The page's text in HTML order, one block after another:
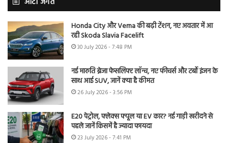
Honda City और Verna की बढ़ी टेंशन, नए अवतार में आ
रही Skoda Slavia Facelift
30 July 2026 - 7:48 PM
नई मारुति ब्रेजा फेसलिफ्ट लॉन्च, नए फीचर्स और टर्बो इंजन के
साथ आई SUV, जानें क्या है कीमत
26 July 2026 - 3:56 PM
E20 पेट्रोल, फ्लेक्स फ्यूल या EV कार? नई गाड़ी खरीदने से
पहले जानें किसमें है ज्यादा फायदा
23 July 2026 - 7:41 PM